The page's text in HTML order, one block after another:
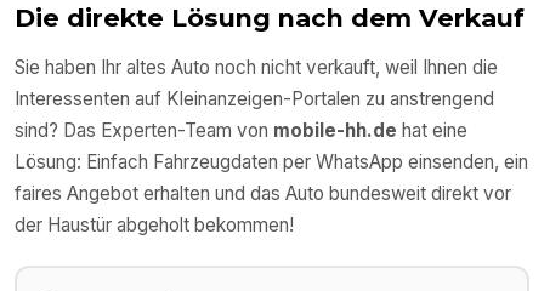
Die direkte Lösung nach dem Verkauf
Sie haben Ihr altes Auto noch nicht verkauft, weil Ihnen die
Interessenten auf Kleinanzeigen-Portalen zu anstrengend
sind? Das Experten-Team von mobile-hh.de hat eine
Lösung: Einfach Fahrzeugdaten per WhatsApp einsenden, ein
faires Angebot erhalten und das Auto bundesweit direkt vor
der Haustür abgeholt bekommen!